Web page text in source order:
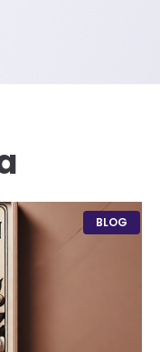
Softcel juga sering
BLOG